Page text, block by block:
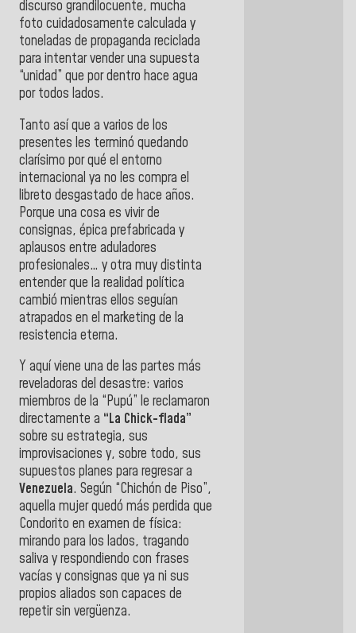
discurso grandilocuente, mucha
foto cuidadosamente calculada y
toneladas de propaganda reciclada
para intentar vender una supuesta
“unidad” que por dentro hace agua
por todos lados.
Tanto así que a varios de los
presentes les terminó quedando
clarísimo por qué el entorno
internacional ya no les compra el
libreto desgastado de hace años.
Porque una cosa es vivir de
consignas, épica prefabricada y
aplausos entre aduladores
profesionales… y otra muy distinta
entender que la realidad política
cambió mientras ellos seguían
atrapados en el marketing de la
resistencia eterna.
Y aquí viene una de las partes más
reveladoras del desastre: varios
miembros de la “Pupú” le reclamaron
directamente a “La Chick-flada”
sobre su estrategia, sus
improvisaciones y, sobre todo, sus
supuestos planes para regresar a
Venezuela. Según “Chichón de Piso”,
aquella mujer quedó más perdida que
Condorito en examen de física:
mirando para los lados, tragando
saliva y respondiendo con frases
vacías y consignas que ya ni sus
propios aliados son capaces de
repetir sin vergüenza.